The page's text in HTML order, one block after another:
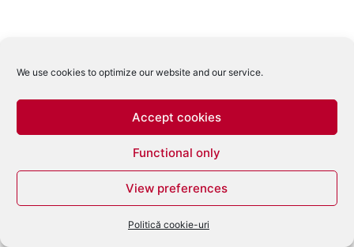
We use cookies to optimize our website and our service.
Accept cookies
Functional only
View preferences
Politică cookie-uri